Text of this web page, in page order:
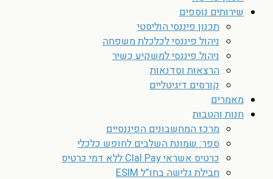
שירותים נוספים
תכנון פיננסי הוליסטי
ניהול פיננסי לכלכלת משפחה
ניהול פיננסי למשקיע כשיר
הרצאות וסדנאות
קורסים דיגיטליים
מאמרים
חנות והטבות
מרכז המחשבונים הפיננסיים
ספר: שמונת השלבים לחופש כלכלי
כרטיס אשראי Clal Pay ללא דמי כרטיס
חבילת גלישה בחו”ל ESIM